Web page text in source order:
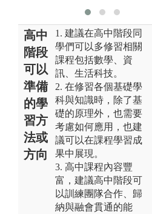
高中
階段
可以
準備
的學
習方
法或
方向
1. 建議在高中階段同
學們可以多修習相關
課程包括數學、資
訊、生活科技。
2. 在修習各個基礎學
科與知識時，除了基
礎的原理外，也需要
考慮如何應用，也建
議可以在課程學習成
果中展現。
3. 高中課程內容豐
富，建議高中階段可
以訓練團隊合作、歸
納與融會貫通的能